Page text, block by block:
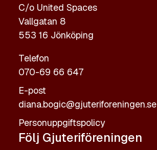
C/o United Spaces
Vallgatan 8
553 16 Jönköping
Telefon
070-69 66 647
E-post
diana.bogic@gjuteriforeningen.se
Personuppgiftspolicy
Följ Gjuteriföreningen